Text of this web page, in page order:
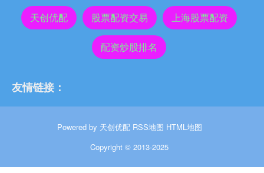
天创优配 股票配资交易 上海股票配资
配资炒股排名
友情链接：
Powered by 天创优配 RSS地图 HTML地图
Copyright © 2013-2025